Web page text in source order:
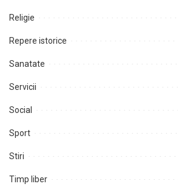
Religie
Repere istorice
Sanatate
Servicii
Social
Sport
Stiri
Timp liber